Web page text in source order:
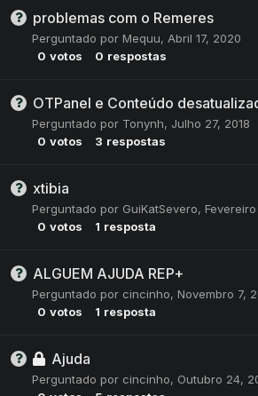
problemas com o Remeres
Perguntado por Mequu, Abril 17, 2020
0 votos 0 respostas
OTPanel e Conteúdo
Perguntado por Tonynh, Julho 27, 2018
0 votos 3 respostas
xtibia
Perguntado por GuiKatSevero,
0 votos 1 resposta
ALGUEM AJUDA REP+
Perguntado por cincinho, Novembro 7,
0 votos 1 resposta
Ajuda
Perguntado por cincinho, Outubro 24,